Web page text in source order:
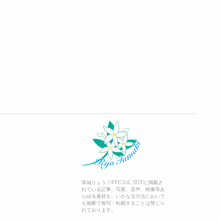
珠城りょう OFFICIAL SITEに掲載さ
れている記事、写真、音声、映像等あ
らゆる素材を、いかなる方法において
も無断で複写・転載することは禁じら
れております。